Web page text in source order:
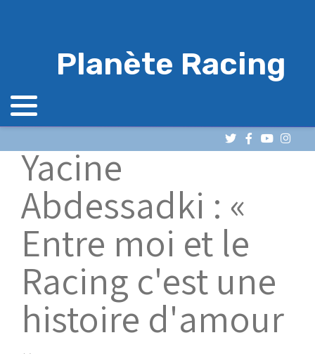
Planète Racing
Yacine
Abdessadki : «
Entre moi et le
Racing c'est une
histoire d'amour